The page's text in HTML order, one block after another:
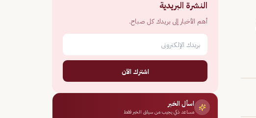
النشرة البريدية
أهم الأخبار إلى بريدك كل صباح.
اشترك الآن
اسأل الخبر
مساعد ذكي يجيب من سياق الخبر فقط